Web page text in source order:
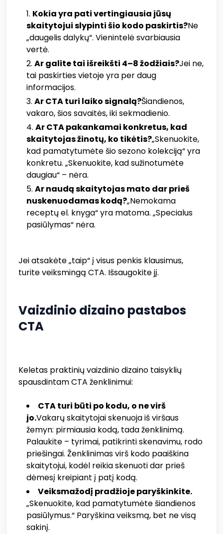
Kokia yra pati vertingiausia jūsų
skaitytojui slypinti šio kodo paskirtis?Ne
„daugelis dalykų“. Vienintelė svarbiausia
vertė.
Ar galite tai išreikšti 4–8 žodžiais?Jei ne,
tai paskirties vietoje yra per daug
informacijos.
Ar CTA turi laiko signalą?Šiandienos,
vakaro, šios savaitės, iki sekmadienio.
Ar CTA pakankamai konkretus, kad
skaitytojas žinotų, ko tikėtis?„Skenuokite,
kad pamatytumėte šio sezono kolekciją“ yra
konkretu. „Skenuokite, kad sužinotumėte
daugiau“ – nėra.
Ar naudą skaitytojas mato dar prieš
nuskenuodamas kodą?„Nemokama
receptų el. knyga“ yra matoma. „Specialus
pasiūlymas“ nėra.
Jei atsakėte „taip“ į visus penkis klausimus,
turite veiksmingą CTA. Išsaugokite jį.
Vaizdinio dizaino pastabos
CTA
Keletas praktinių vaizdinio dizaino taisyklių
spausdintam CTA ženklinimui:
CTA turi būti po kodu, o ne virš
jo.Vakarų skaitytojai skenuoja iš viršaus
žemyn: pirmiausia kodą, tada ženklinimą.
Palaukite – tyrimai, patikrinti skenavimu, rodo
priešingai. Ženklinimas virš kodo paaiškina
skaitytojui, kodėl reikia skenuoti dar prieš
dėmesį kreipiant į patį kodą.
Veiksmažodį pradžioje paryškinkite.
„Skenuokite, kad pamatytumėte šiandienos
pasiūlymus.“ Paryškina veiksmą, bet ne visą
sakinį.